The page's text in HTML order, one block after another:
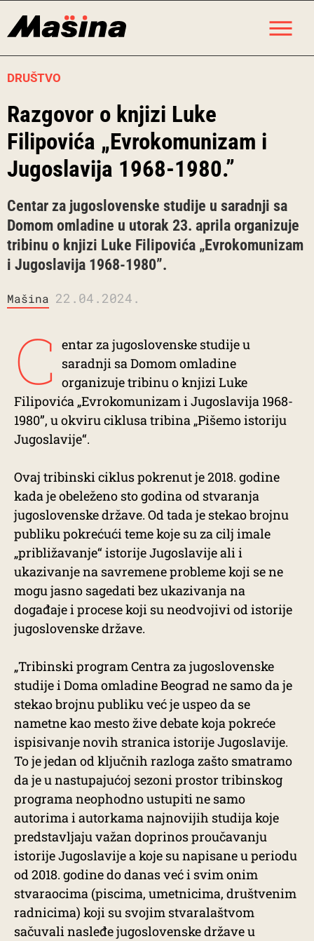
DRUŠTVO
Razgovor o knjizi Luke
Filipovića „Evrokomunizam i
Jugoslavija 1968-1980.”
Centar za jugoslovenske studije u saradnji sa
Domom omladine u utorak 23. aprila organizuje
tribinu o knjizi Luke Filipovića „Evrokomunizam
i Jugoslavija 1968-1980”.
Mašina 22.04.2024.
C entar za jugoslovenske studije u
saradnji sa Domom omladine
organizuje tribinu o knjizi Luke
Filipovića „Evrokomunizam i Jugoslavija 1968-
1980”, u okviru ciklusa tribina „Pišemo istoriju
Jugoslavije“.
Ovaj tribinski ciklus pokrenut je 2018. godine
kada je obeleženo sto godina od stvaranja
jugoslovenske države. Od tada je stekao brojnu
publiku pokrećući teme koje su za cilj imale
„približavanje“ istorije Jugoslavije ali i
ukazivanje na savremene probleme koji se ne
mogu jasno sagedati bez ukazivanja na
događaje i procese koji su neodvojivi od istorije
jugoslovenske države.
„Tribinski program Centra za jugoslovenske
studije i Doma omladine Beograd ne samo da je
stekao brojnu publiku već je uspeo da se
nametne kao mesto žive debate koja pokreće
ispisivanje novih stranica istorije Jugoslavije.
To je jedan od ključnih razloga zašto smatramo
da je u nastupajućoj sezoni prostor tribinskog
programa neophodno ustupiti ne samo
autorima i autorkama najnovijih studija koje
predstavljaju važan doprinos proučavanju
istorije Jugoslavije a koje su napisane u periodu
od 2018. godine do danas već i svim onim
stvaraocima (piscima, umetnicima, društvenim
radnicima) koji su svojim stvaralaštvom
sačuvali nasleđe jugoslovenske države u